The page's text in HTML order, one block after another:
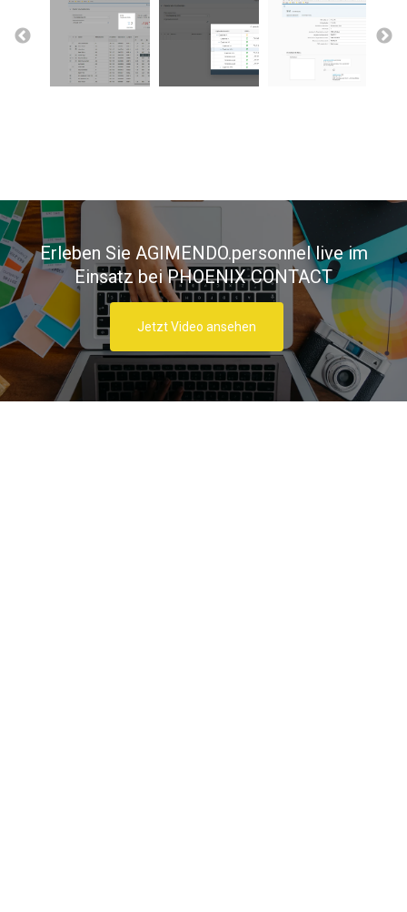
Erleben Sie AGIMENDO.personnel live im
Einsatz bei PHOENIX CONTACT
Jetzt Video ansehen